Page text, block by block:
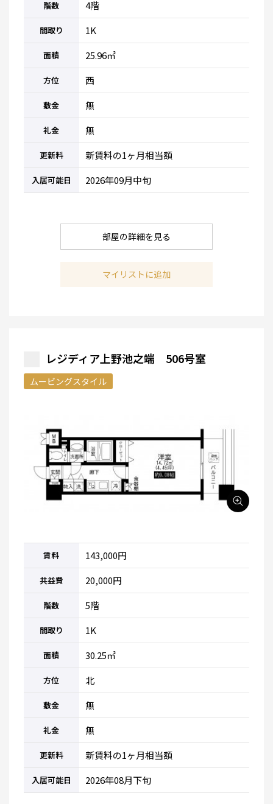
階数 4階
間取り 1K
面積 25.96㎡
方位 西
敷金 無
礼金 無
更新料 新賃料の1ヶ月相当額
入居可能日 2026年09月中旬
部屋の詳細を見る
マイリストに追加
レジディア上野池之端 506号室
ムービングスタイル
賃料 143,000円
共益費 20,000円
階数 5階
間取り 1K
面積 30.25㎡
方位 北
敷金 無
礼金 無
更新料 新賃料の1ヶ月相当額
入居可能日 2026年08月下旬